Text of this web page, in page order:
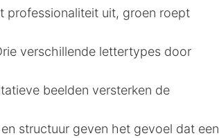
professionaliteit uit, groen roept
verschillende lettertypes door
beelden versterken de
structuur geven het gevoel dat een